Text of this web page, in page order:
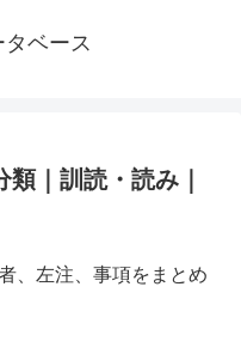
ベース
｜訓読・読み｜
、左注、事項をまとめ